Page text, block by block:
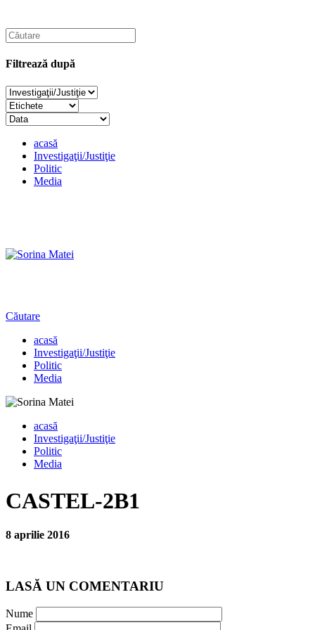
Filtrează după
acasă
Investigaţii/Justiţie
Politic
Media
Căutare
acasă
Investigaţii/Justiţie
Politic
Media
acasă
Investigaţii/Justiţie
Politic
Media
CASTEL-2B1
8 aprilie 2016
LASĂ UN COMENTARIU
Nume